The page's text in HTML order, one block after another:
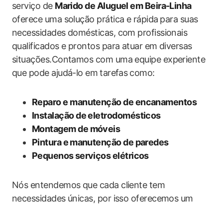
serviço de Marido de Aluguel em Beira-Linha
oferece uma solução prática e rápida⁢ para suas
necessidades domésticas, com profissionais
qualificados e prontos para atuar em diversas
situações.Contamos com uma equipe experiente
que pode ajudá-lo em ⁤tarefas⁤ como:
Reparo e manutenção de encanamentos
Instalação de eletrodomésticos
Montagem de móveis
Pintura e⁤ manutenção de paredes
Pequenos ⁣serviços elétricos
Nós entendemos que cada cliente tem
necessidades únicas, por isso oferecemos um